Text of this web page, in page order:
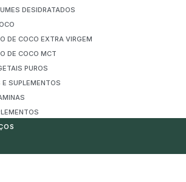
DESIDRATADOS
DE COCO EXTRA VIRGEM
DE COCO MCT
PUROS
SUPLEMENTOS